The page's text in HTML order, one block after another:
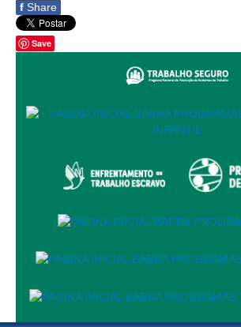
Comissão Permanente de Gestão
Grupo Operacional do Centro de
Comitê de Equidade de Raça, Gênero
Comissão de Justiça Itinerante
Comissão Permanente de Avaliação
Gestão Estratégica
Governança das Contratações Obras
f Share
Save